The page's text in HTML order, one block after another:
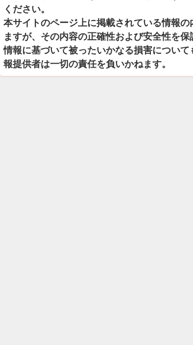
ください。
本サイトのページ上に掲載されている情報
ますが、その内容の正確性および安全性を
情報に基づいて被ったいかなる損害につい
報提供者は一切の責任を負いかねます。